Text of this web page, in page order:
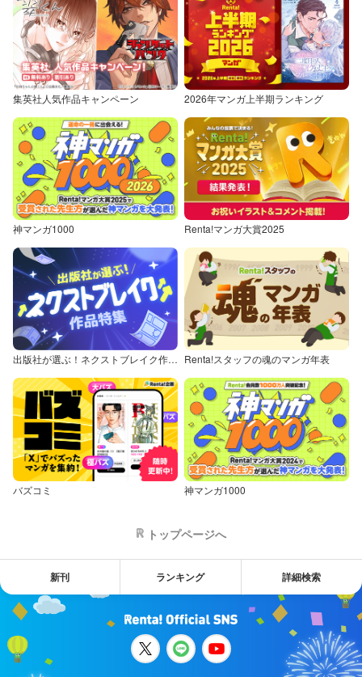
集英社人気作品キャンペーン 2026年マンガ上半期ランキング
神マンガ1000 Renta!マンガ大賞2025
出版社が選ぶ！ネクストブレイク作品特集 Renta!スタッフの魂のマンガ年表
バズコミ 神マンガ1000
トップページへ
新刊 ランキング 詳細検索